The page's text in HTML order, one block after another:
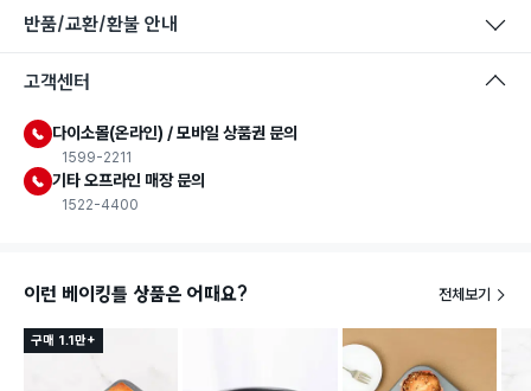
반품/교환/환불 안내
고객센터
다이소몰(온라인) / 모바일 상품권 문의
1599-2211
기타 오프라인 매장 문의
1522-4400
이런 베이킹틀 상품은 어때요? 전체보기
구매 1.1만+